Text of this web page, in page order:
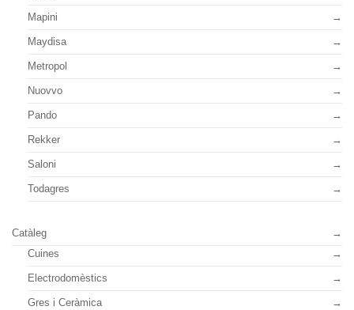
Mapini
Maydisa
Metropol
Nuovvo
Pando
Rekker
Saloni
Todagres
Catàleg
Cuines
Electrodomèstics
Gres i Ceràmica